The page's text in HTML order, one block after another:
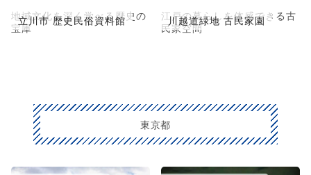
立川市 歴史民俗資料館
地域文化を深く学べる歴史の
宝庫
川越道緑地 古民家園
江戸の暮らしを体感できる古
民家空間
東京都